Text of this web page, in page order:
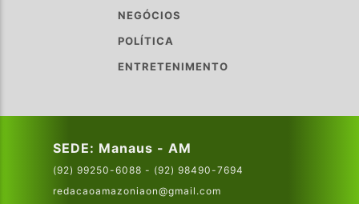
NEGÓCIOS
POLÍTICA
ENTRETENIMENTO
SEDE: Manaus - AM
(92) 99250-6088 - (92) 98490-7694
redacaoamazoniaon@gmail.com